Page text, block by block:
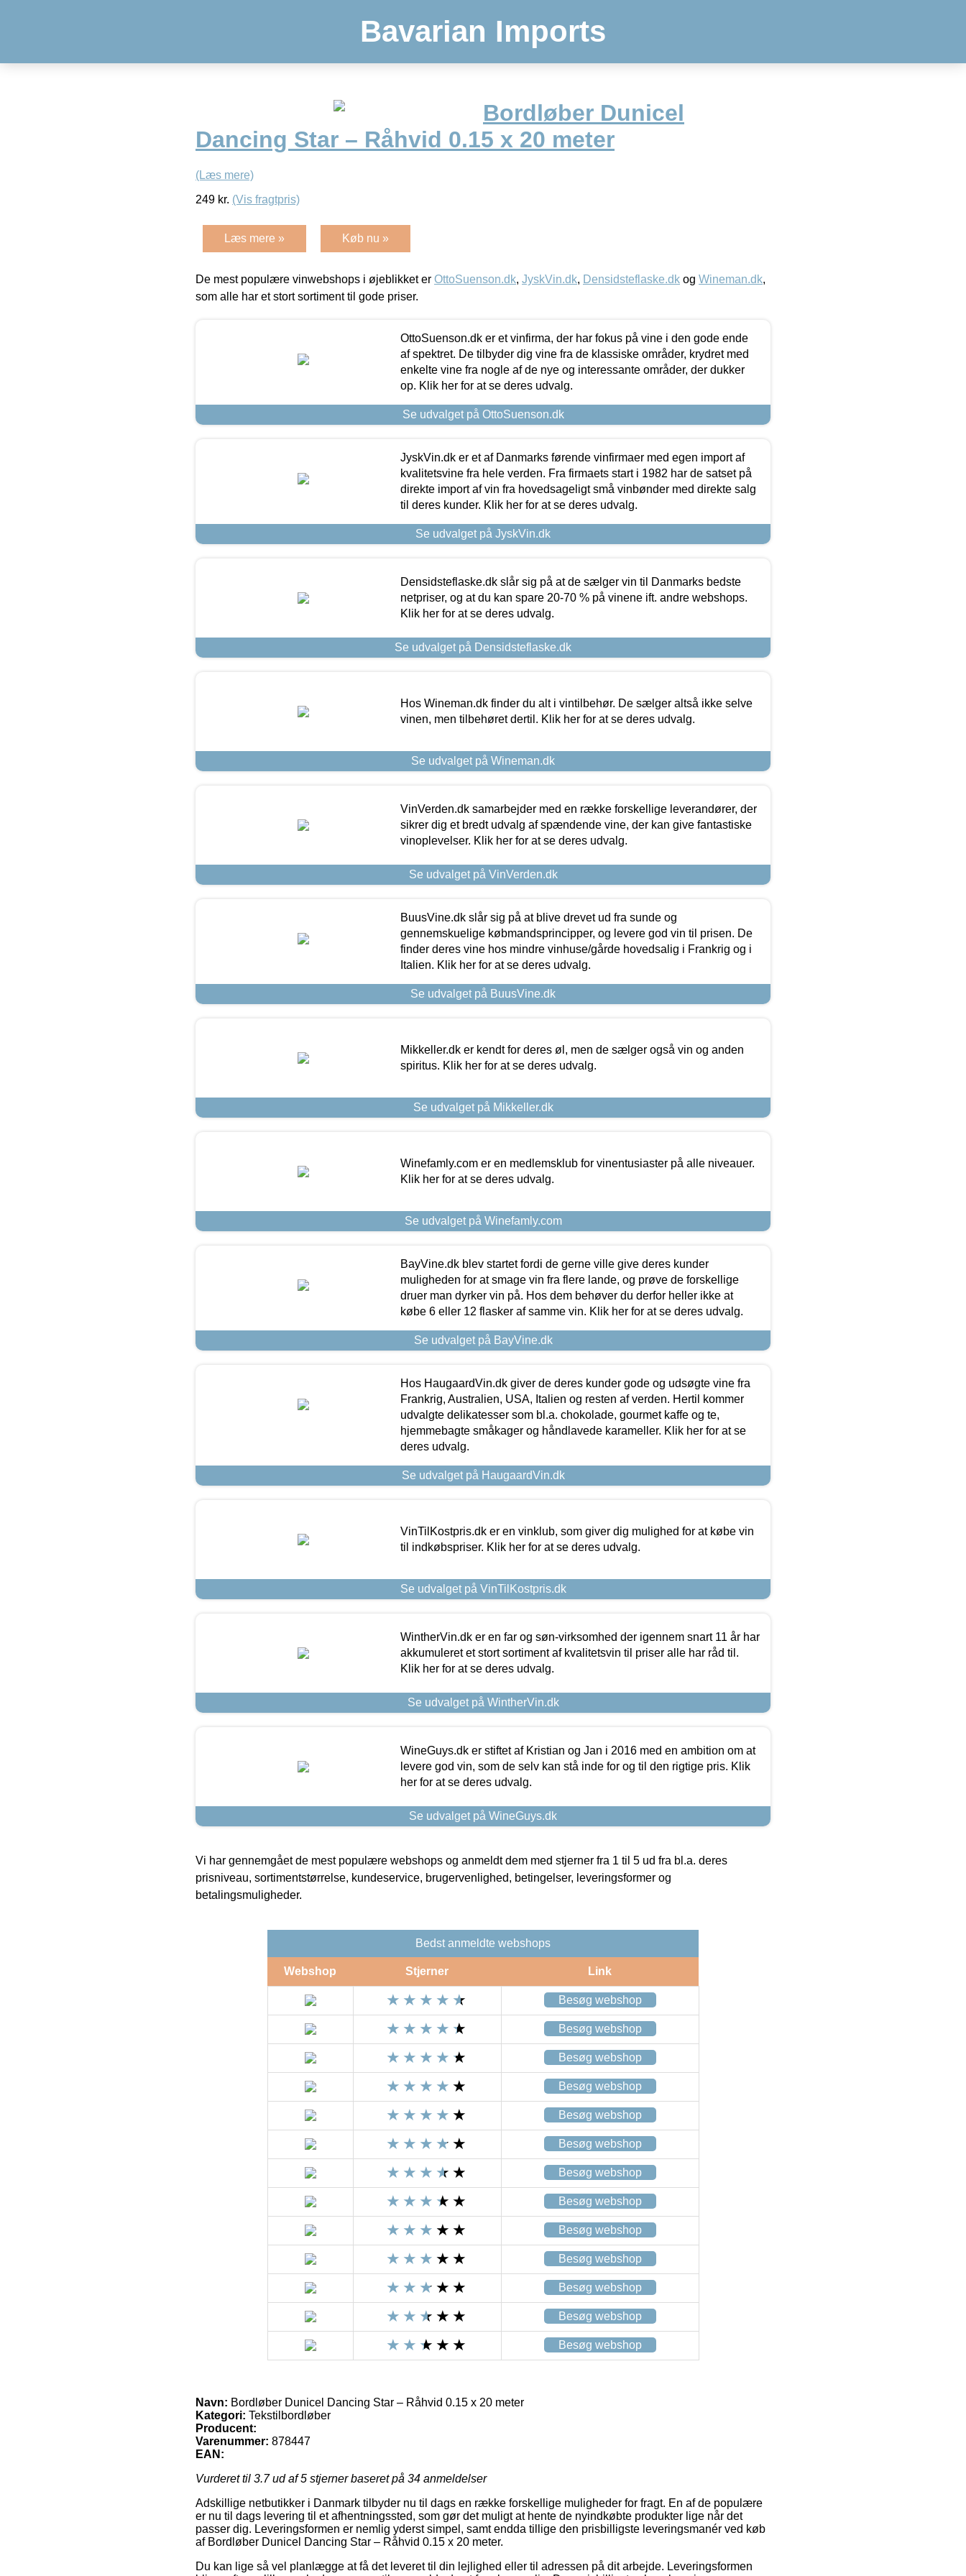
Bavarian Imports
Bordløber Dunicel
Dancing Star – Råhvid 0.15 x 20 meter
(Læs mere)
249 kr. (Vis fragtpris)
Læs mere » Køb nu »
De mest populære vinwebshops i øjeblikket er OttoSuenson.dk, JyskVin.dk, Densidsteflaske.dk og Wineman.dk,
som alle har et stort sortiment til gode priser.
OttoSuenson.dk er et vinfirma, der har fokus på vine i den gode ende
af spektret. De tilbyder dig vine fra de klassiske områder, krydret med
enkelte vine fra nogle af de nye og interessante områder, der dukker
op. Klik her for at se deres udvalg.
Se udvalget på OttoSuenson.dk
JyskVin.dk er et af Danmarks førende vinfirmaer med egen import af
kvalitetsvine fra hele verden. Fra firmaets start i 1982 har de satset på
direkte import af vin fra hovedsageligt små vinbønder med direkte salg
til deres kunder. Klik her for at se deres udvalg.
Se udvalget på JyskVin.dk
Densidsteflaske.dk slår sig på at de sælger vin til Danmarks bedste
netpriser, og at du kan spare 20-70 % på vinene ift. andre webshops.
Klik her for at se deres udvalg.
Se udvalget på Densidsteflaske.dk
Hos Wineman.dk finder du alt i vintilbehør. De sælger altså ikke selve
vinen, men tilbehøret dertil. Klik her for at se deres udvalg.
Se udvalget på Wineman.dk
VinVerden.dk samarbejder med en række forskellige leverandører, der
sikrer dig et bredt udvalg af spændende vine, der kan give fantastiske
vinoplevelser. Klik her for at se deres udvalg.
Se udvalget på VinVerden.dk
BuusVine.dk slår sig på at blive drevet ud fra sunde og
gennemskuelige købmandsprincipper, og levere god vin til prisen. De
finder deres vine hos mindre vinhuse/gårde hovedsalig i Frankrig og i
Italien. Klik her for at se deres udvalg.
Se udvalget på BuusVine.dk
Mikkeller.dk er kendt for deres øl, men de sælger også vin og anden
spiritus. Klik her for at se deres udvalg.
Se udvalget på Mikkeller.dk
Winefamly.com er en medlemsklub for vinentusiaster på alle niveauer.
Klik her for at se deres udvalg.
Se udvalget på Winefamly.com
BayVine.dk blev startet fordi de gerne ville give deres kunder
muligheden for at smage vin fra flere lande, og prøve de forskellige
druer man dyrker vin på. Hos dem behøver du derfor heller ikke at
købe 6 eller 12 flasker af samme vin. Klik her for at se deres udvalg.
Se udvalget på BayVine.dk
Hos HaugaardVin.dk giver de deres kunder gode og udsøgte vine fra
Frankrig, Australien, USA, Italien og resten af verden. Hertil kommer
udvalgte delikatesser som bl.a. chokolade, gourmet kaffe og te,
hjemmebagte småkager og håndlavede karameller. Klik her for at se
deres udvalg.
Se udvalget på HaugaardVin.dk
VinTilKostpris.dk er en vinklub, som giver dig mulighed for at købe vin
til indkøbspriser. Klik her for at se deres udvalg.
Se udvalget på VinTilKostpris.dk
WintherVin.dk er en far og søn-virksomhed der igennem snart 11 år har
akkumuleret et stort sortiment af kvalitetsvin til priser alle har råd til.
Klik her for at se deres udvalg.
Se udvalget på WintherVin.dk
WineGuys.dk er stiftet af Kristian og Jan i 2016 med en ambition om at
levere god vin, som de selv kan stå inde for og til den rigtige pris. Klik
her for at se deres udvalg.
Se udvalget på WineGuys.dk
Vi har gennemgået de mest populære webshops og anmeldt dem med stjerner fra 1 til 5 ud fra bl.a. deres
prisniveau, sortimentstørrelse, kundeservice, brugervenlighed, betingelser, leveringsformer og
betalingsmuligheder.
Bedst anmeldte webshops
Webshop Stjerner Link
Besøg webshop
Besøg webshop
Besøg webshop
Besøg webshop
Besøg webshop
Besøg webshop
Besøg webshop
Besøg webshop
Besøg webshop
Besøg webshop
Besøg webshop
Besøg webshop
Besøg webshop
Navn: Bordløber Dunicel Dancing Star – Råhvid 0.15 x 20 meter
Kategori: Tekstilbordløber
Producent:
Varenummer: 878447
EAN:
Vurderet til 3.7ud af 5 stjerner baseret på 34 anmeldelser
Adskillige netbutikker i Danmark tilbyder nu til dags en række forskellige muligheder for fragt. En af de populære
er nu til dags levering til et afhentningssted, som gør det muligt at hente de nyindkøbte produkter lige når det
passer dig. Leveringsformen er nemlig yderst simpel, samt endda tillige den prisbilligste leveringsmanér ved køb
af Bordløber Dunicel Dancing Star – Råhvid 0.15 x 20 meter.
Du kan lige så vel planlægge at få det leveret til din lejlighed eller til adressen på dit arbejde. Leveringsformen